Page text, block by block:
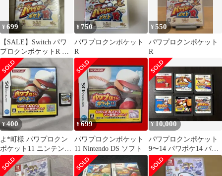
¥699
【SALE】Switch パワ
プロクンポケットR ゲ
ーム ソフト Switch
¥ 750
パワプロクンポケット
R
¥550
パワプロクンポケット
R
¥400
よ*町様 パワプロクン
ポケット11 ニンテンド
ーDS
¥699
パワプロクンポケット
11 Nintendo DS ソフト
¥10,000
パワプロクンポケット
9〜14 パワポケ14 パワ
ポケ13 パワポケ9